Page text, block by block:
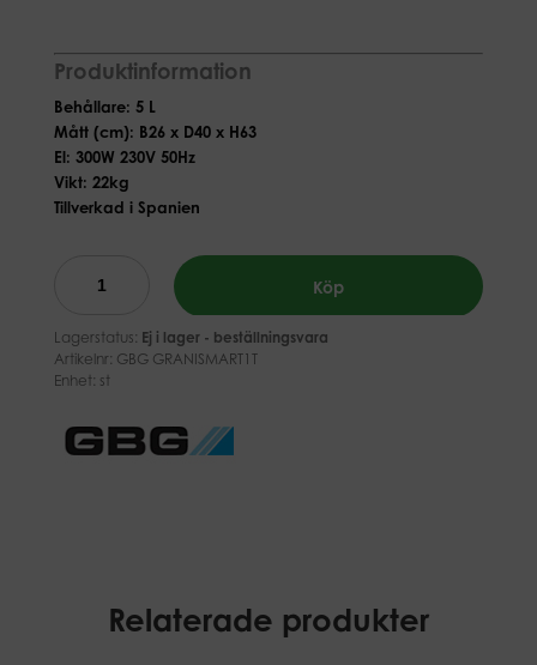
Produktinformation
Behållare: 5 L
Mått (cm): B26 x D40 x H63
El: 300W 230V 50Hz
Vikt: 22kg
Tillverkad i Spanien
Köp
Lagerstatus: Ej i lager - beställningsvara
Artikelnr: GBG GRANISMART1T
Enhet: st
Relaterade produkter